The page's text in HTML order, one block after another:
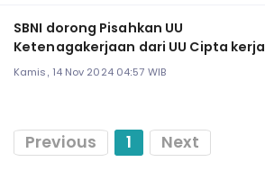
SBNI dorong Pisahkan UU
Ketenagakerjaan dari UU Cipta kerja
Kamis, 14 Nov 2024 04:57 WIB
Previous 1 Next